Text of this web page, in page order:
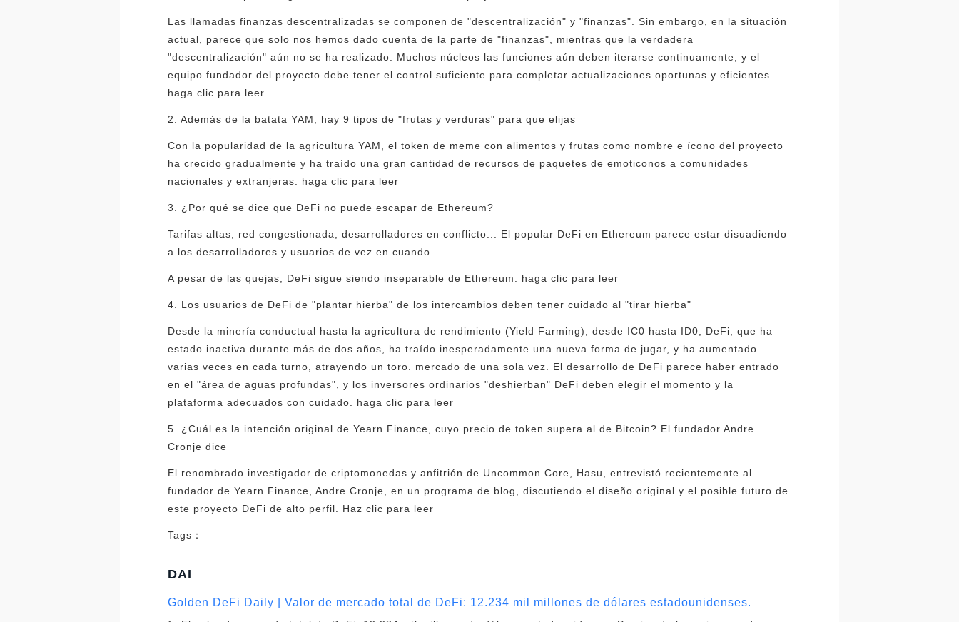
Las llamadas finanzas descentralizadas se componen de "descentralización" y "finanzas". Sin embargo, en la situación
actual, parece que solo nos hemos dado cuenta de la parte de "finanzas", mientras que la verdadera
"descentralización" aún no se ha realizado. Muchos núcleos las funciones aún deben iterarse continuamente, y el
equipo fundador del proyecto debe tener el control suficiente para completar actualizaciones oportunas y eficientes.
haga clic para leer
2. Además de la batata YAM, hay 9 tipos de "frutas y verduras" para que elijas
Con la popularidad de la agricultura YAM, el token de meme con alimentos y frutas como nombre e ícono del proyecto
ha crecido gradualmente y ha traído una gran cantidad de recursos de paquetes de emoticonos a comunidades
nacionales y extranjeras. haga clic para leer
3. ¿Por qué se dice que DeFi no puede escapar de Ethereum?
Tarifas altas, red congestionada, desarrolladores en conflicto... El popular DeFi en Ethereum parece estar disuadiendo
a los desarrolladores y usuarios de vez en cuando.
A pesar de las quejas, DeFi sigue siendo inseparable de Ethereum. haga clic para leer
4. Los usuarios de DeFi de "plantar hierba" de los intercambios deben tener cuidado al "tirar hierba"
Desde la minería conductual hasta la agricultura de rendimiento (Yield Farming), desde IC0 hasta ID0, DeFi, que ha
estado inactiva durante más de dos años, ha traído inesperadamente una nueva forma de jugar, y ha aumentado
varias veces en cada turno, atrayendo un toro. mercado de una sola vez. El desarrollo de DeFi parece haber entrado
en el "área de aguas profundas", y los inversores ordinarios "deshierban" DeFi deben elegir el momento y la
plataforma adecuados con cuidado. haga clic para leer
5. ¿Cuál es la intención original de Yearn Finance, cuyo precio de token supera al de Bitcoin? El fundador Andre
Cronje dice
El renombrado investigador de criptomonedas y anfitrión de Uncommon Core, Hasu, entrevistó recientemente al
fundador de Yearn Finance, Andre Cronje, en un programa de blog, discutiendo el diseño original y el posible futuro de
este proyecto DeFi de alto perfil. Haz clic para leer
Tags：
DAI
Golden DeFi Daily | Valor de mercado total de DeFi: 12.234 mil millones de dólares estadounidenses.